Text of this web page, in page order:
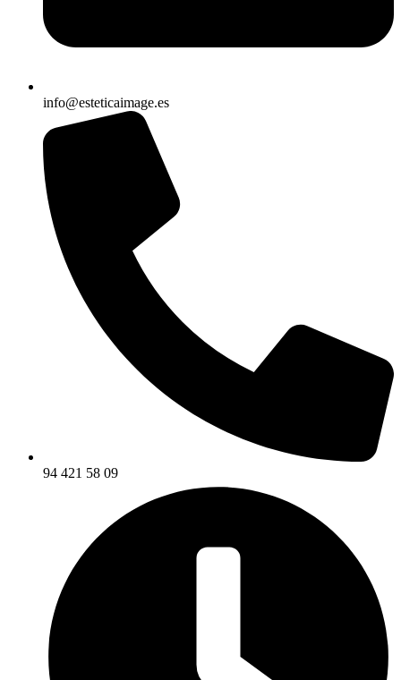
info@esteticaimage.es
94 421 58 09